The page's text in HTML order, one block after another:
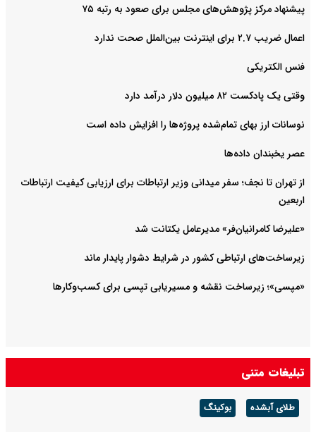
پیشنهاد مرکز پژوهش‌های مجلس برای صعود به رتبه ۷۵
اعمال ضریب ۲.۷ برای اینترنت بین‌الملل صحت ندارد
فنس الکتریکی
وقتی یک پادکست ۸۲ میلیون دلار درآمد دارد
نوسانات ارز بهای تمام‌شده پروژه‌ها را افزایش داده است
عصر یخبندان داده‌ها
از تهران تا نجف؛ سفر میدانی وزیر ارتباطات برای ارزیابی کیفیت ارتباطات
اربعین
«علیرضا کامرانیان‌فر» مدیرعامل یکتانت شد
زیرساخت‌های ارتباطی کشور در شرایط دشوار پایدار ماند
«مپسی»؛ زیرساخت نقشه و مسیریابی تپسی برای کسب‌وکارها
تبلیغات متنی
طلای آبشده بوکینگ